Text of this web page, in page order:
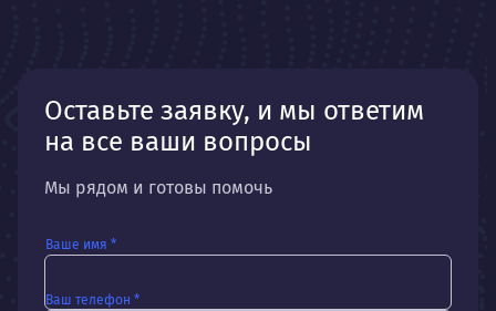
Оставьте заявку, и мы ответим
на все ваши вопросы
Мы рядом и готовы помочь
Ваше имя *
Ваш телефон *